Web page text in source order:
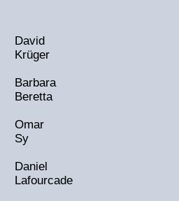
David
Krüger
Barbara
Beretta
Omar
Sy
Daniel
Lafourcade